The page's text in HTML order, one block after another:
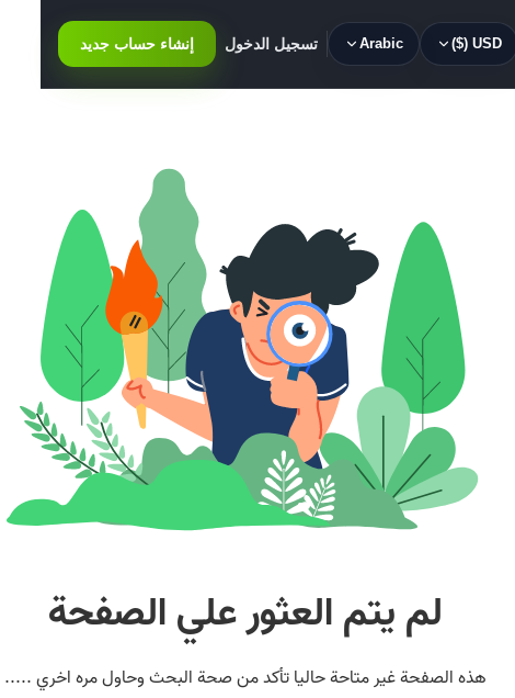
USD ($)
Arabic تسجيل الدخول إنشاء حساب جديد
لم يتم العثور علي الصفحة
هذه الصفحة غير متاحة حاليا تأكد من صحة البحث وحاول مره اخري .....